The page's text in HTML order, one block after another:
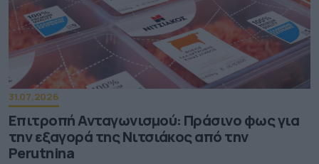
31.07.2026
Επιτροπή Ανταγωνισμού: Πράσινο φως για
την εξαγορά της Νιτσιάκος από την
Perutnina